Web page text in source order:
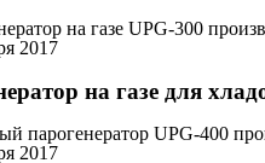
2017
на газе для
2017